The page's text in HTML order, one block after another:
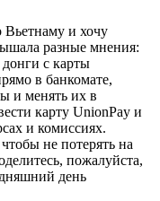
и хочу
разные мнения:
с карты
в банкомате,
и менять их в
карту UnionPay и
и комиссиях.
не потерять на
пожалуйста,
день